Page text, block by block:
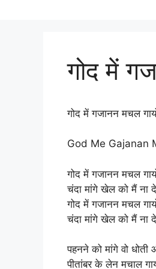
गोद में
गोद में गजानन मचल
God Me Gajanan
गोद में गजानन मचल
चंदा मांगे खेल को मैं ना
गोद में गजानन मचल
चंदा मांगे खेल को मैं ना
पहनने को मांगे वो धोती
पीतांबर के लेन मचाल